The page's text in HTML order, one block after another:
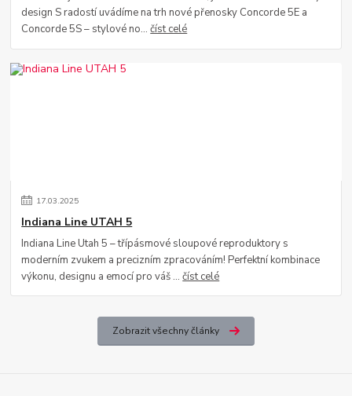
design S radostí uvádíme na trh nové přenosky Concorde 5E a
Concorde 5S – stylové no...číst celé
17.03.2025
Indiana Line UTAH 5
Indiana Line Utah 5 – třípásmové sloupové reproduktory s
moderním zvukem a precizním zpracováním! Perfektní kombinace
výkonu, designu a emocí pro váš ...číst celé
Zobrazit všechny články